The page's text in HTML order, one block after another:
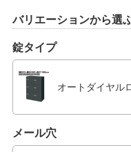
バリエーションから選
錠タイプ
オートダイヤル
メール穴